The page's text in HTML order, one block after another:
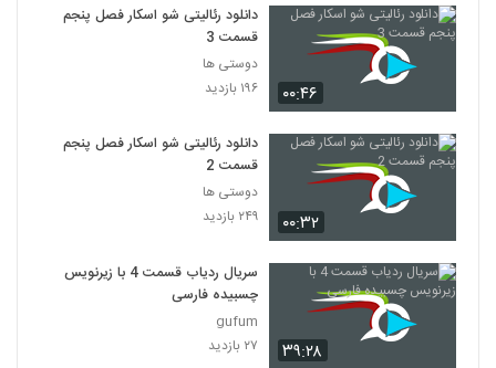
۰۰:۴۶
دانلود رئالیتی شو اسکار فصل پنجم
قسمت 3
دوستی ها
۱۹۶ بازدید
۰۰:۳۲
دانلود رئالیتی شو اسکار فصل پنجم
قسمت 2
دوستی ها
۲۴۹ بازدید
۳۹:۲۸
سریال ردیاب قسمت 4 با زیرنویس
چسبیده فارسی
gufum
۲۷ بازدید